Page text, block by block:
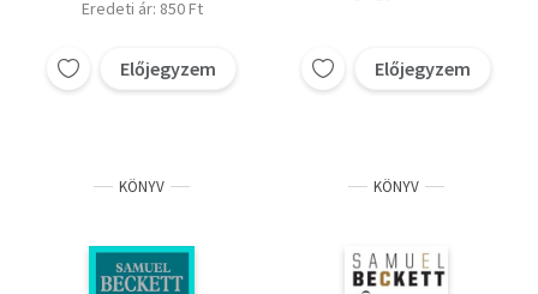
Eredeti ár: 850 Ft
Előjegyzem Előjegyzem
KÖNYV KÖNYV